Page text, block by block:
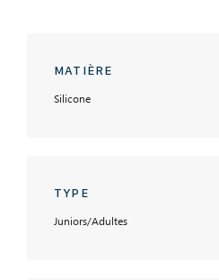
MATIÈRE
Silicone
TYPE
Juniors/Adultes